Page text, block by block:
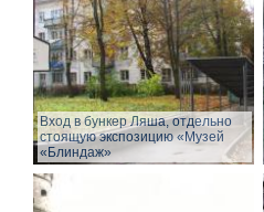
Вход в бункер Ляша, отдельно
стоящую экспозицию «Музей
«Блиндаж»